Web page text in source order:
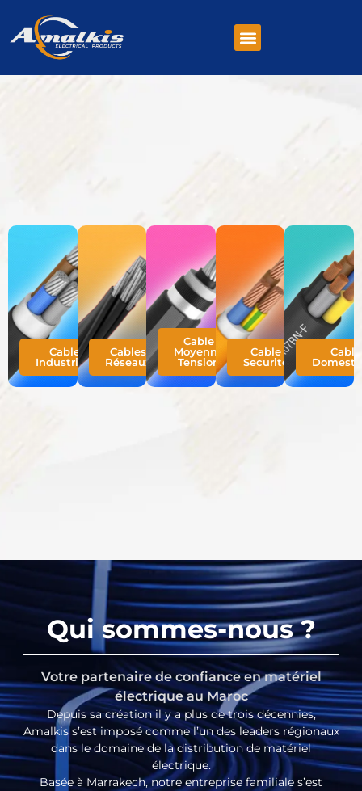
Cable
Industriels
Cables
Réseaux
Cable
Moyenne
Tension
Cable
Securité
Qui sommes-nous ?
Votre partenaire de confiance en matériel
électrique au Maroc
Depuis sa création il y a plus de trois décennies,
Amalkis s’est imposé comme l’un des leaders régionaux
dans le domaine de la distribution de matériel
électrique.
Basée à Marrakech, notre entreprise familiale s’est